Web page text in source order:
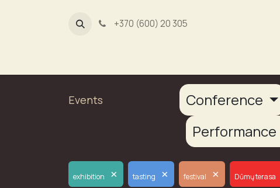
+370 (600) 20 305
Events Conference
Performance
exhibition × tasting × festival × Dūmų terasa